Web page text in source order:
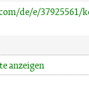
de/e/37925561/
anzeigen